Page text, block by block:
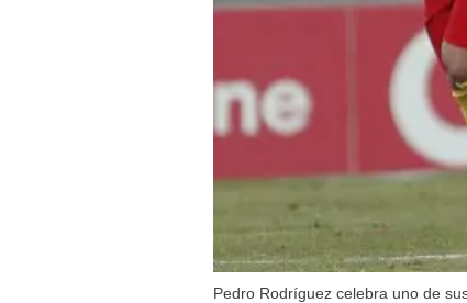
Pedro Rodríguez celebra uno de